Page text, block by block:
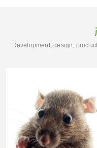
Development, design,